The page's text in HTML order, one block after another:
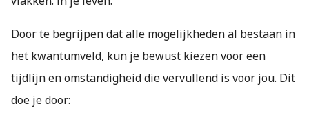
Door te begrijpen dat alle mogelijkheden al bestaan in
het kwantumveld, kun je bewust kiezen voor een
tijdlijn en omstandigheid die vervullend is voor jou. Dit
doe je door: